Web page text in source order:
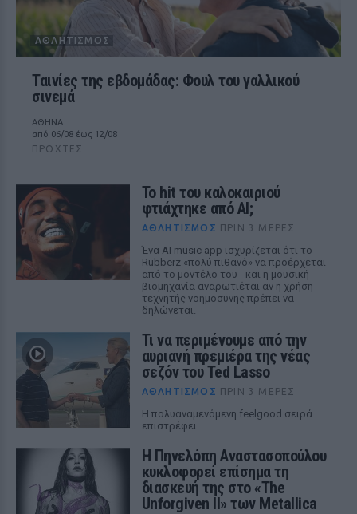
ΑΘΛΗΤΙΣΜΌΣ
Ταινίες της εβδομάδας: Φουλ του γαλλικού
σινεμά
ΑΘΗΝΑ
από 06/08 έως 12/08
ΠΡΟΧΤΈΣ
Το hit του καλοκαιριού
φτιάχτηκε από AI;
ΑΘΛΗΤΙΣΜΌΣ ΠΡΙΝ 3 ΜΈΡΕΣ
Ένα AI music app ισχυρίζεται ότι το
Rubberz «πολύ πιθανό» να προέρχεται
από το μοντέλο του - και η μουσική
βιομηχανία αναρωτιέται αν η χρήση
τεχνητής νοημοσύνης πρέπει να
δηλώνεται.
Τι να περιμένουμε από την
αυριανή πρεμιέρα της νέας
σεζόν του Ted Lasso
ΑΘΛΗΤΙΣΜΌΣ ΠΡΙΝ 3 ΜΈΡΕΣ
Η πολυαναμενόμενη feelgood σειρά
επιστρέφει
Η Πηνελόπη Αναστασοπούλου
κυκλοφορεί επίσημα τη
διασκευή της στο «The
Unforgiven II» των Metallica